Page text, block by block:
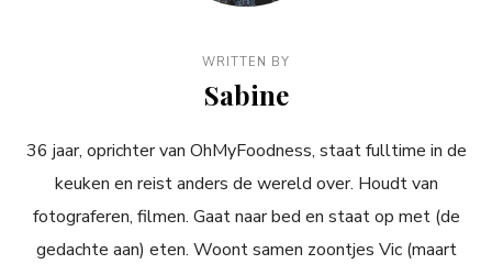
WRITTEN BY
Sabine
36 jaar, oprichter van OhMyFoodness, staat fulltime in de
keuken en reist anders de wereld over. Houdt van
fotograferen, filmen. Gaat naar bed en staat op met (de
gedachte aan) eten. Woont samen zoontjes Vic (maart